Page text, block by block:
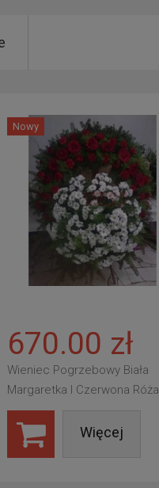
Nowy
670.00 zł
Wieniec Pogrzebowy Biała
Margaretka I Czerwona Róża
Więcej